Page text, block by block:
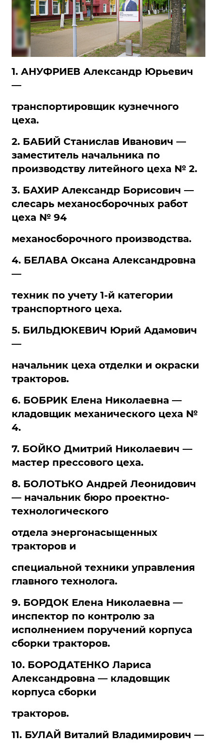
1. АНУФРИЕВ Александр Юрьевич
—
транспортировщик кузнечного
цеха.
2. БАБИЙ Станислав Иванович —
заместитель начальника по
производству литейного цеха № 2.
3. БАХИР Александр Борисович —
слесарь механосборочных работ
цеха № 94
механосборочного производства.
4. БЕЛАВА Оксана Александровна
—
техник по учету 1-й категории
транспортного цеха.
5. БИЛЬДЮКЕВИЧ Юрий Адамович
—
начальник цеха отделки и окраски
тракторов.
6. БОБРИК Елена Николаевна —
кладовщик механического цеха №
4.
7. БОЙКО Дмитрий Николаевич —
мастер прессового цеха.
8. БОЛОТЬКО Андрей Леонидович
— начальник бюро проектно-
технологического
отдела энергонасыщенных
тракторов и
специальной техники управления
главного технолога.
9. БОРДОК Елена Николаевна —
инспектор по контролю за
исполнением поручений корпуса
сборки тракторов.
10. БОРОДАТЕНКО Лариса
Александровна — кладовщик
корпуса сборки
тракторов.
11. БУЛАЙ Виталий Владимирович —